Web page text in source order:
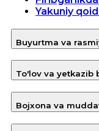
Yakuniy
Buyurtma va
To'lov va yetkazib
Bojxona va